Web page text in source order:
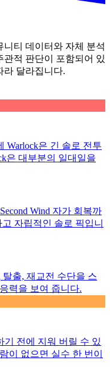
티 데이터와 자체 분석
적 판단이 포함되어 있
라 달라집니다.
Warlock은 긴 솔로 전투
은 대부분의 일대일을
Wind 자가 회복까
자립적인 솔로 픽입니
출, 재교전 수단을 스
력을 보여 줍니다.
전에 지워 버릴 수 있
이 없으면 실수 한 번이